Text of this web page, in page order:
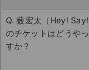
Q. 薮宏太（Hey! Say!
のチケットはどうや
すか？